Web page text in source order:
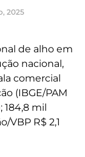
2025
de alho em
nacional,
comercial
(IBGE/PAM
184,8 mil
VBP R$ 2,1